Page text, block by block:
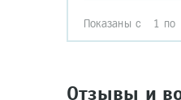
Показаны с 1 по
Отзывы и